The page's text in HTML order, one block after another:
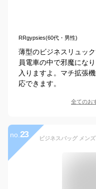
RRgypsies(60代・男性)
薄型のビジネスリュッ
員電車の中で邪魔にな
入りますよ。マチ拡張
応できます。
全てのお
no. 23